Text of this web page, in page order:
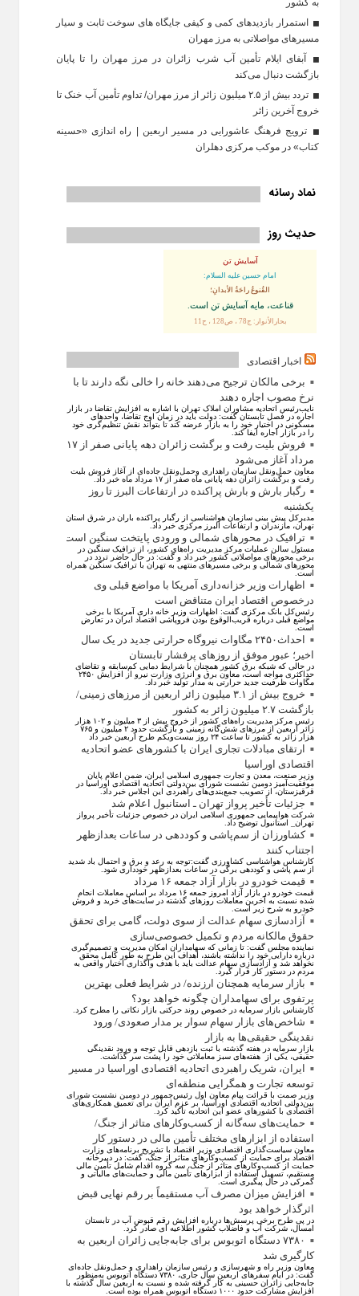
به کشور
استمرار بازدیدهای کمی و کیفی جایگاه‌ های سوخت ثابت و سیار
مسیرهای مواصلاتی به مرز مهران
آبفای ایلام تأمین آب شرب زائران در مرز مهران را تا پایان
بازگشت دنبال می‌کند
تردد بیش از ۲.۵ میلیون زائر از مرز مهران/ تداوم تأمین آب خنک تا
خروج آخرین زائر
ترویج فرهنگ عاشورایی در مسیر اربعین | راه‌ اندازی «حسینه
کتاب» در موکب مرکزی دهلران
نماد رسانه
حدیث روز
آسایش تن
امام حسین علیه السلام:
القُنوعُ راحَةُ الأبدانِ؛
قناعت، مايه آسايش تن است.
بحارالأنوار: ج78 ، ص128 ، ح11
اخبار اقتصادی
برخی مالکان ترجیح می‌دهند خانه را خالی نگه دارند تا با
نرخ مصوب اجاره دهند
نایب‌رئیس اتحادیه مشاوران املاک تهران با اشاره به افزایش تقاضا در بازار
اجاره در فصل تابستان گفت: دولت باید در زمان اوج تقاضا، واحد‌های
مسکونی در اختیار خود را به بازار عرضه کند تا بتواند نقش تنظیم‌گری خود
را در بازار اجاره ایفا کند.
فروش بلیت رفت و برگشت زائران دهه پایانی صفر از ۱۷
مرداد آغاز می‌شود
معاون حمل‌ونقل سازمان راهداری وحمل‌و‌نقل جاده‌ای از آغاز فروش بلیت
رفت و برگشت زائران دهه پایانی ماه صفر از ۱۷ مرداد ماه خبر داد.
رگبار بارش و بارش پراکنده در ارتفاعات البرز تا روز
یکشنبه
مدیرکل پیش بینی سازمان هواشناسی از رگبار پراکنده باران در شرق استان
تهران، مازندران و ارتفاعات البرز مرکزی خبر داد.
ترافیک در محورهای شمالی و ورودی پایتخت سنگین است
مسئول سالن عملیات مرکز مدیریت راه‌های کشور، از ترافیک سنگین در
برخی محورهای مواصلاتی کشور خبر داد و گفت: در حال حاضر تردد در
محورهای شمالی و برخی مسیرهای منتهی به تهران با ترافیک سنگین همراه
است.
اظهارات وزیر خزانه‌داری آمریکا با مواضع قبلی وی
درخصوص اقتصاد ایران متناقض است
رئیس‌کل بانک مرکزی گفت: اظهارات وزیر خانه داری آمریکا با برخی
مواضع قبلی درباره قریب‌الوقوع بودن فروپاشی اقتصاد ایران در تعارض
است.
احداث۲۴۵۰ مگاوات نیروگاه حرارتی جدید در یک سال
اخیر؛ عبور موفق از روز‌های پرفشار تابستان
در حالی که شبکه برق کشور همچنان با شرایط دمایی کم‌سابقه و تقاضای
حداکثری مواجه است، معاون برق و انرژی وزارت نیرو از افزایش ۲۴۵۰
مگاوات ظرفیت جدید حرارتی به مدار تولید خبر داد.
خروج بیش از ۳.۱ میلیون زائر اربعین از مرزهای زمینی/
بازگشت ۲.۷ میلیون زائر به کشور
رئیس مرکز مدیریت راه‌های کشور از خروج بیش از ۳ میلیون و ۱۰۲ هزار
زائر اربعین از مرزهای شش‌گانه زمینی و بازگشت حدود ۲ میلیون و ۷۶۵
هزار زائر به کشور تا ساعت ۲۴ روز بیست‌ویکم طرح اربعین خبر داد
ارتقای مبادلات تجاری ایران با کشور‌های عضو اتحادیه
اقتصادی اوراسیا
وزیر صنعت، معدن و تجارت جمهوری اسلامی ایران، ضمن اعلام پایان
موفقیت‌آمیز دومین نشست شورای بین‌دولتی اتحادیه اقتصادی اوراسیا در
قرقیزستان، از تصویب جمع‌بندی‌های راهبردی این اجلاس خبر داد.
جزئیات تأخیر پرواز تهران ـ استانبول اعلام شد
شرکت هواپیمایی جمهوری اسلامی ایران در خصوص جزئیات تأخیر پرواز
تهران_ استانبول توضیح داد.
کشاورزان از سم‌پاشی و کوددهی در ساعات بعدازظهر
اجتناب کنند
کارشناس هواشناسی کشاورزی گفت:توجه به رعد و برق و احتمال باد شدید
از سم پاشی و کوددهی برگی در ساعات بعدازظهر خودداری شود.
قیمت خودرو در بازار آزاد جمعه ۱۶ مرداد
قیمت خودرو در بازار آزاد امروز جمعه ۱۶ مرداد بر اساس معاملات انجام
شده نسبت به آخرین معاملات روز‌های گذشته در سایت‌های خرید و فروش
خودرو به شرح زیر است.
آزادسازی سهام عدالت از سوی دولت، گامی برای تحقق
حقوق مالکانه مردم و تکمیل خصوصی‌سازی
نماینده مجلس گفت: تا زمانی که سهامداران امکان مدیریت و تصمیم‌گیری
درباره دارایی خود را نداشته باشند، اهداف این طرح به طور کامل محقق
نخواهد شد و آزادسازی سهام عدالت باید با هدف واگذاری اختیار واقعی به
مردم در دستور کار قرار گیرد.
بازار سرمایه همچنان ارزنده/ در شرایط فعلی بهترین
پرتفوی برای سهامداران چگونه خواهد بود؟
کارشناس بازار سرمایه در خصوص روند حرکتی بازار نکاتی را مطرح کرد.
شاخص‌های بازار سهام سوار بر مدار صعودی/ ورود
نقدینگی حقیقی‌ها به بازار
بازار سرمایه در هفته گذشته با ثبت بازدهی قابل توجه و ورود نقدینگی
حقیقی، یکی از هفته‌های سبز معاملاتی خود را پشت سر گذاشت.
ایران، شریک راهبردی اتحادیه اقتصادی اوراسیا در مسیر
توسعه تجارت و همگرایی منطقه‌ای
وزیر صمت با قرائت پیام معاون اول رئیس‌جمهور در دومین نشست شورای
بین‌دولتی اتحادیه اقتصادی اوراسیا، بر عزم ایران برای تعمیق همکاری‌های
اقتصادی با کشورهای عضو این اتحادیه تأکید کرد.
حمایت‌های سه‌گانه از کسب‌وکارهای متاثر از جنگ/
استفاده از ابزارهای مختلف تأمین مالی در دستور کار
معاون سیاست‌گذاری اقتصادی وزیر اقتصاد با تشریح برنامه‌های وزارت
اقتصاد برای حمایت از کسب‌وکار‌های متاثر از جنگ، گفت: در دبیرخانه
حمایت از کسب‌وکار‌های متاثر از جنگ، سه گروه اقدام شامل تأمین مالی
مستقیم، تسهیل استفاده از ابزار‌های تأمین مالی و حمایت‌های مالیاتی و
گمرکی در حال پیگیری است.
افزایش میزان مصرف آب مستقیماً بر رقم نهایی قبض
اثرگذار خواهد بود
در پی طرح برخی پرسش‌ها درباره افزایش رقم قبوض آب در تابستان
امسال، شرکت آب و فاضلاب کشور اطلاعیه ای صادر کرد.
۷۳۸۰ دستگاه اتوبوس برای جابه‌جایی زائران اربعین به
کارگیری شد
معاون وزیر راه و شهرسازی و رئیس سازمان راهداری و حمل‌ونقل جاده‌ای
گفت: در ایام سفرهای اربعین سال جاری، ۷۳۸۰ دستگاه اتوبوس به‌منظور
جابه‌جایی زائران حسینی به‌ کار گرفته شده و نسبت به اربعین سال گذشته با
افزایش مشارکت حدود ۱۰۰۰ دستگاه اتوبوس همراه بوده است.